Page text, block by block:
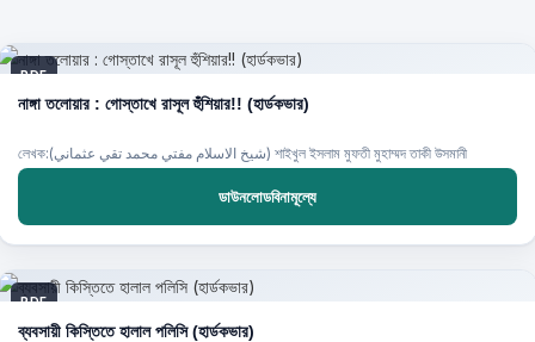
PDF
নাঙ্গা তলোয়ার : গোস্তাখে রাসূল হুঁশিয়ার!! (হার্ডকভার)
লেখক:(شيخ الاسلام مفتي محمد تقي عثماني) শাইখুল ইসলাম মুফতী মুহাম্মদ তাকী উসমানী
ডাউনলোডবিনামূল্যে
PDF
ব্যবসায়ী কিস্তিতে হালাল পলিসি (হার্ডকভার)